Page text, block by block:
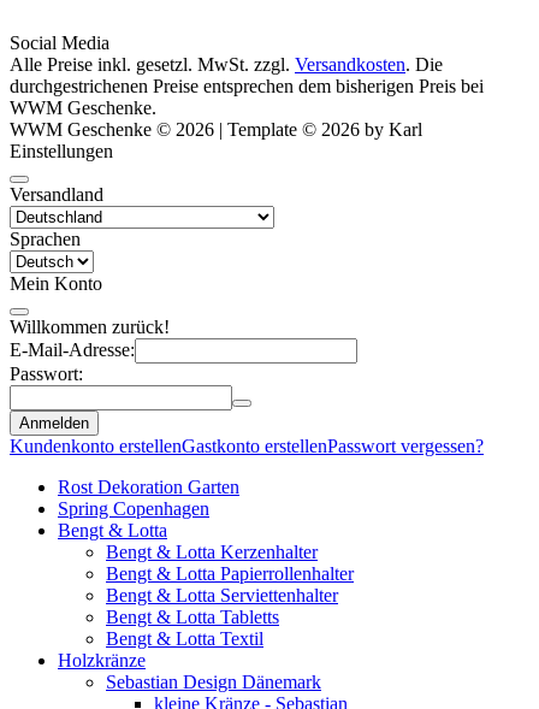
Social Media
Alle Preise inkl. gesetzl. MwSt. zzgl. Versandkosten. Die
durchgestrichenen Preise entsprechen dem bisherigen Preis bei
WWM Geschenke.
WWM Geschenke © 2026 | Template © 2026 by Karl
Einstellungen
Versandland
Sprachen
Mein Konto
Willkommen zurück!
E-Mail-Adresse:
Passwort:
Anmelden
Kundenkonto erstellenGastkonto erstellenPasswort vergessen?
Rost Dekoration Garten
Spring Copenhagen
Bengt & Lotta
Bengt & Lotta Kerzenhalter
Bengt & Lotta Papierrollenhalter
Bengt & Lotta Serviettenhalter
Bengt & Lotta Tabletts
Bengt & Lotta Textil
Holzkränze
Sebastian Design Dänemark
kleine Kränze - Sebastian